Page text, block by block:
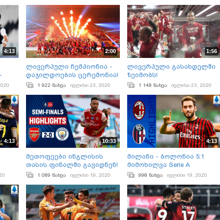
4:13 2:00
ლივერპული ჩემპიონია -
დაჯილდოების ცერემონია!
1 922 ნახვა ივლისი 23, 2020
1:56
ლივერპული გასახდელში
ზეიმობს!
1 148 ნახვა ივლისი 23, 2020
4:13 10:33
მეთოფეები ინგლისის
თასის ფინალში გავიდნენ!
არსენალი - მან.სიტი 2:0
1 089 ნახვა ივლისი 19, 2020
4:13
მილანი - ბოლონია 5:1
მიმოხილვა Serie A
998 ნახვა ივლისი 19, 2020